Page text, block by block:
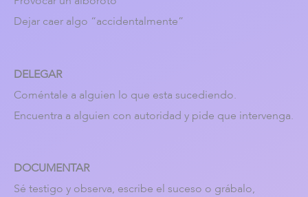
Dejar caer algo “accidentalmente”
DELEGAR
Coméntale a alguien lo que esta sucediendo.
Encuentra a alguien con autoridad y pide que intervenga.
DOCUMENTAR
Sé testigo y observa, escribe el suceso o grábalo,